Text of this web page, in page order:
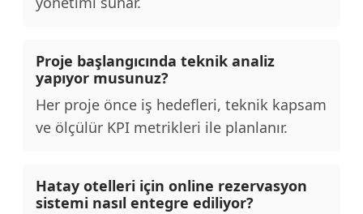
Proje başlangıcında teknik analiz
yapıyor musunuz?
Her proje önce iş hedefleri, teknik kapsam
ve ölçülür KPI metrikleri ile planlanır.
Hatay otelleri için online rezervasyon
sistemi nasıl entegre ediliyor?